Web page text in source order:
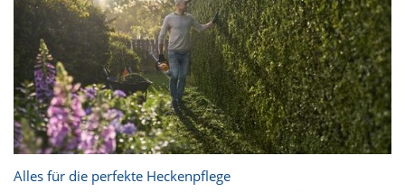
Alles für die perfekte Heckenpflege